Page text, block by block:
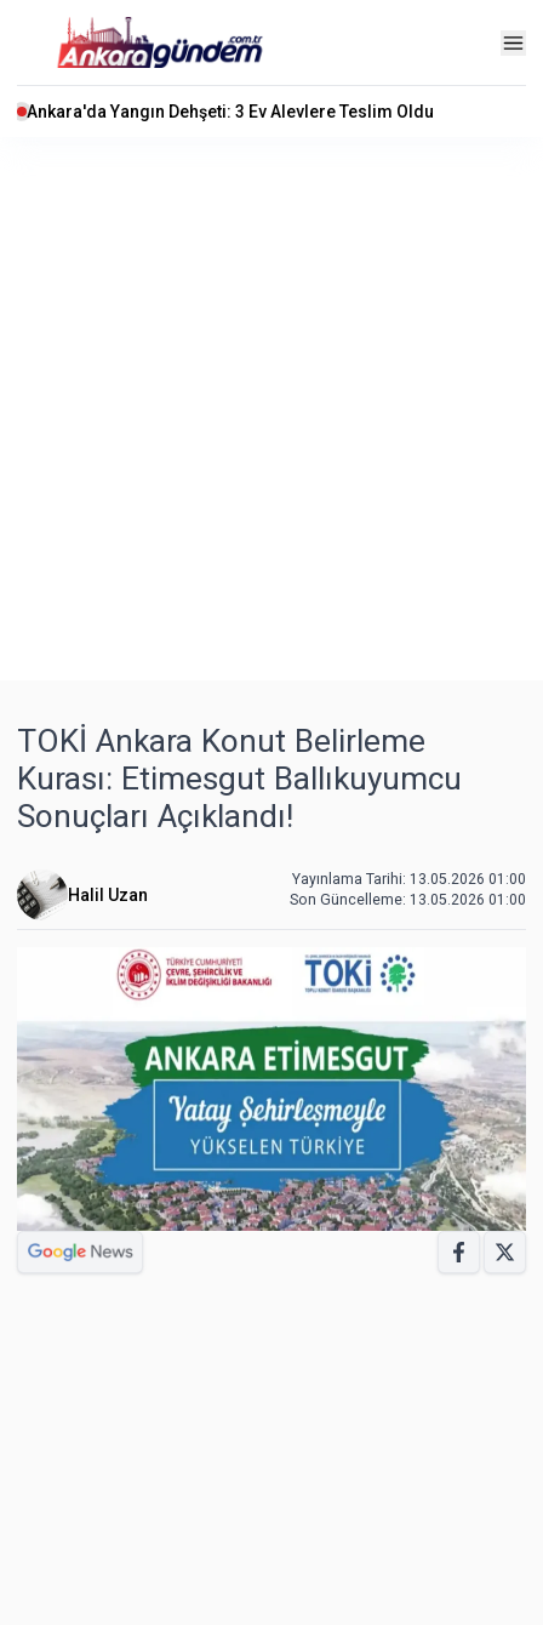
Ankara'da Yangın Dehşeti: 3 Ev Alevlere Teslim Oldu
TOKİ Ankara Konut Belirleme
Kurası: Etimesgut Ballıkuyumcu
Sonuçları Açıklandı!
Halil Uzan
Yayınlama Tarihi: 13.05.2026 01:00
Son Güncelleme: 13.05.2026 01:00